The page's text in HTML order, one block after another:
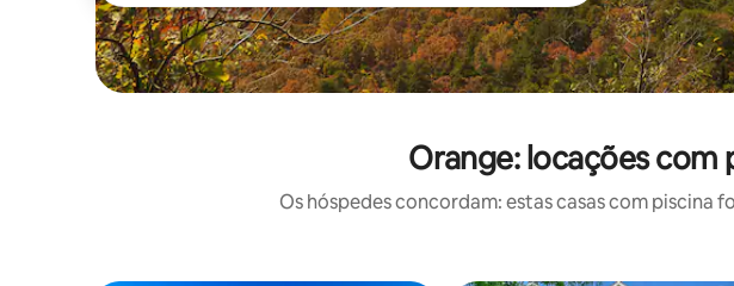
Orange: locações com
Os hóspedes concordam: estas casas com piscina